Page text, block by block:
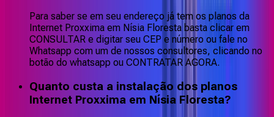
Para saber se em seu endereço já tem os planos da
Internet Proxxima em Nísia Floresta basta clicar em
CONSULTAR e digitar seu CEP e número ou fale no
Whatsapp com um de nossos consultores, clicando no
botão do whatsapp ou CONTRATAR AGORA.
Quanto custa a instalação dos planos
Internet Proxxima em Nísia Floresta?